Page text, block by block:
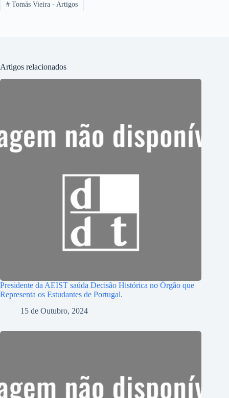
#Tomás Vieira - Artigos
Artigos relacionados
Presidente da AEIST saúda Decisão Histórica no Órgão que
Representa os Estudantes de Portugal.
15 de Outubro, 2024